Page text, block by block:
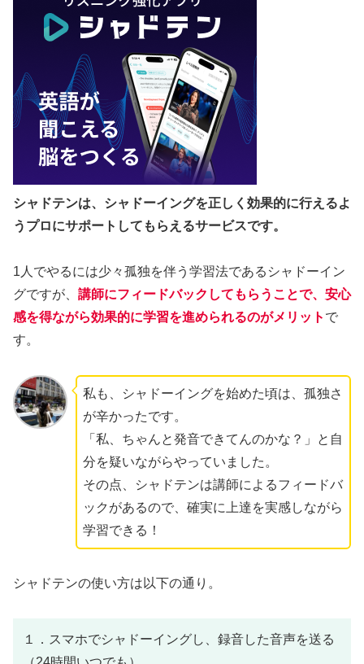
シャドテンは、シャドーイングを正しく効果的に行えるよ
うプロにサポートしてもらえるサービスです。
1人でやるには少々孤独を伴う学習法であるシャドーイン
グですが、 講師にフィードバックしてもらうことで、安心
感を得ながら効果的に学習を進められるのがメリット で
す。
私も、シャドーイングを始めた頃は、孤独さ
が辛かったです。
「私、ちゃんと発音できてんのかな？」と自
分を疑いながらやっていました。
その点、シャドテンは講師によるフィードバ
ックがあるので、確実に上達を実感しながら
学習できる！
シャドテンの使い方は以下の通り。
１．スマホでシャドーイングし、録音した音声を送る